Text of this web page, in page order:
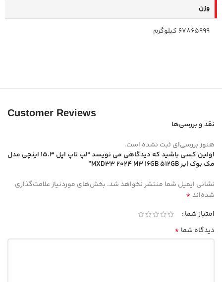
وزن
67865999 کیلوگرم
Customer Reviews
نقد و بررسی‌ها
هنوز بررسی‌ای ثبت نشده است.
اولین کسی باشید که دیدگاهی می نویسد “لپ تاپ اپل 15.3 اینچی مدل
مک بوک ایر MXD33 2024 M3 16GB 512GB”
نشانی ایمیل شما منتشر نخواهد شد. بخش‌های موردنیاز علامت‌گذاری
شده‌اند*
امتیاز شما
دیدگاه شما *